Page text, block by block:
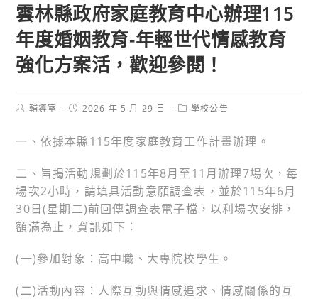
雲林縣政府家庭教育中心辦理115
年度婚姻教育-年輕世代情感教育
強化方案活，歡迎參閱！
Post輔導室
Post2026 年 5 月 29 日
Post學校公告
一、依據本縣115年度家庭教育工作計畫辦理。
二、旨揭活動規劃於115年8月至11月辦理7場次，每
場次2小時，請填具活動意願調查表，並於115年6月
30日(星期二)前回傳調查表電子檔，以利場次安排，
額滿為止，資訊如下：
(一)參加對象：高中職、大專院校學生。
(二)活動內容：人際互動與情感追求、情感關係的互